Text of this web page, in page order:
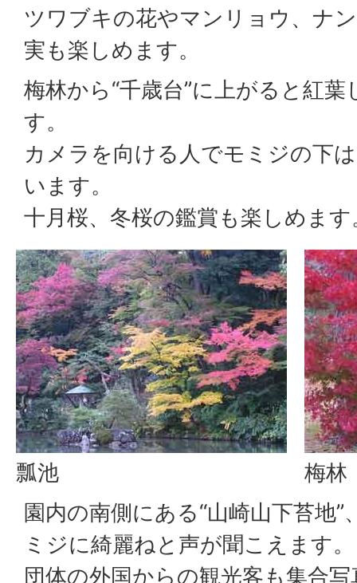
ツワブキの花やマンリョウ、ナ
実も楽しめます。
梅林から“千歳台”に上がると紅
す。
カメラを向ける人でモミジの下
います。
十月桜、冬桜の鑑賞も楽しめます
瓢池
梅林
園内の南側にある“山崎山下苔地
ミジに綺麗ねと声が聞こえます。
団体の外国からの観光客も集合